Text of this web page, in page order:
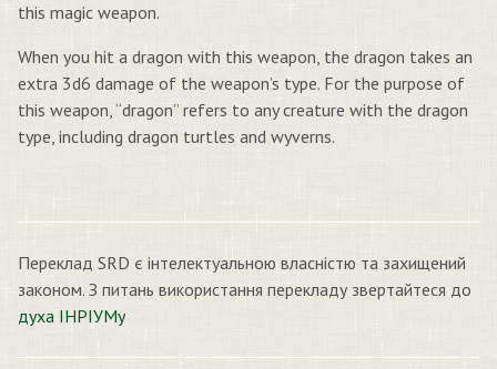
this magic weapon.
When you hit a dragon with this weapon, the dragon takes an
extra 3d6 damage of the weapon’s type. For the purpose of
this weapon, “dragon” refers to any creature with the dragon
type, including dragon turtles and wyverns.
Переклад SRD є інтелектуальною власністю та захищений
законом. З питань використання перекладу звертайтеся до
духа ІНРІУМу